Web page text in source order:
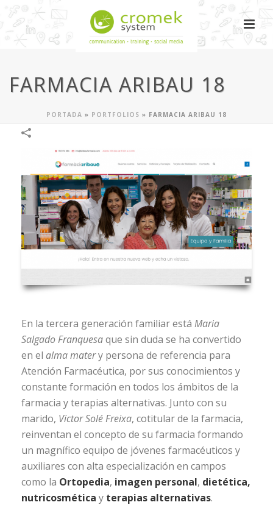
FARMACIA ARIBAU 18
PORTADA » PORTFOLIOS » FARMACIA ARIBAU 18
En la tercera generación familiar está Maria
Salgado Franquesaque sin duda se ha convertido
en el alma matery persona de referencia para
Atención Farmacéutica, por sus conocimientos y
constante formación en todos los ámbitos de la
farmacia y terapias alternativas. Junto con su
marido, Victor Solé Freixa, cotitular de la farmacia,
reinventan el concepto de su farmacia formando
un magnífico equipo de jóvenes farmacéuticos y
auxiliares con alta especialización en campos
como la Ortopedia, imagen personal, dietética,
nutricosmética y terapias alternativas.